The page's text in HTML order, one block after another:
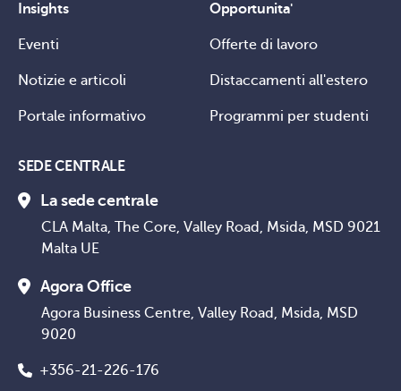
Insights
Eventi
Notizie e articoli
Portale informativo
Opportunita'
Offerte di lavoro
Distaccamenti all'estero
Programmi per studenti
SEDE CENTRALE
La sede centrale
CLA Malta, The Core, Valley Road, Msida, MSD 9021
Malta UE
Agora Office
Agora Business Centre, Valley Road, Msida, MSD
9020
+356-21-226-176